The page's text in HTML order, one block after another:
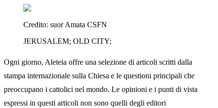
Credito: suor Amata CSFN
JERUSALEM; OLD CITY;
Ogni giorno, Aleteia offre una selezione di articoli scritti dalla
stampa internazionale sulla Chiesa e le questioni principali che
preoccupano i cattolici nel mondo. Le opinioni e i punti di vista
espressi in questi articoli non sono quelli degli editori